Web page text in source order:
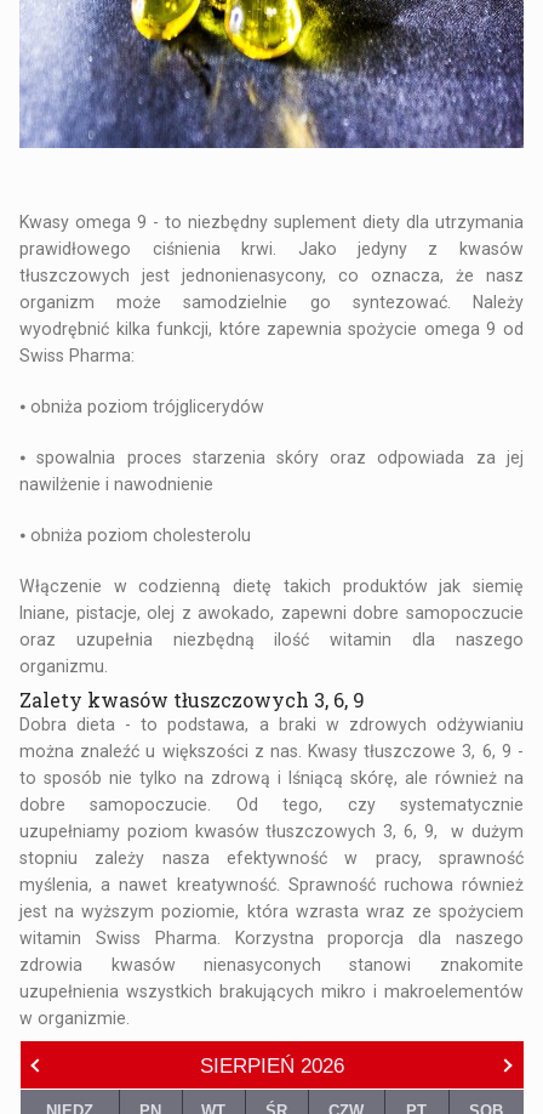
Kwasy omega 9 - to niezbędny suplement diety dla utrzymania
prawidłowego ciśnienia krwi. Jako jedyny z kwasów
tłuszczowych jest jednonienasycony, co oznacza, że nasz
organizm może samodzielnie go syntezować. Należy
wyodrębnić kilka funkcji, które zapewnia spożycie omega 9 od
Swiss Pharma:
⦁ obniża poziom trójglicerydów
⦁ spowalnia proces starzenia skóry oraz odpowiada za jej
nawilżenie i nawodnienie
⦁ obniża poziom cholesterolu
Włączenie w codzienną dietę takich produktów jak siemię
lniane, pistacje, olej z awokado, zapewni dobre samopoczucie
oraz uzupełnia niezbędną ilość witamin dla naszego
organizmu.
Zalety kwasów tłuszczowych 3, 6, 9
Dobra dieta - to podstawa, a braki w zdrowych odżywianiu
można znaleźć u większości z nas. Kwasy tłuszczowe 3, 6, 9 -
to sposób nie tylko na zdrową i lśniącą skórę, ale również na
dobre samopoczucie. Od tego, czy systematycznie
uzupełniamy poziom kwasów tłuszczowych 3, 6, 9, w dużym
stopniu zależy nasza efektywność w pracy, sprawność
myślenia, a nawet kreatywność. Sprawność ruchowa również
jest na wyższym poziomie, która wzrasta wraz ze spożyciem
witamin Swiss Pharma. Korzystna proporcja dla naszego
zdrowia kwasów nienasyconych stanowi znakomite
uzupełnienia wszystkich brakujących mikro i makroelementów
w organizmie.
SIERPIEŃ 2026